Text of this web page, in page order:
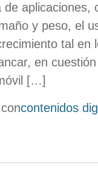
aplicaciones,
y peso, el
tal en
en
[…]
contenidos